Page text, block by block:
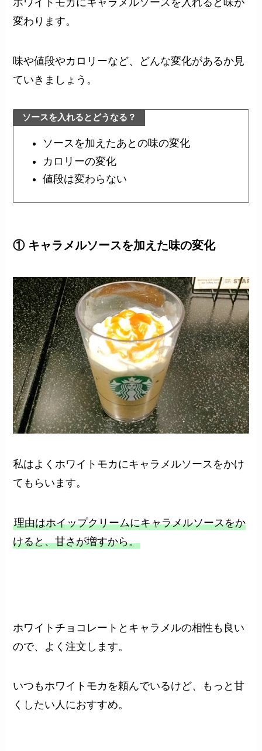
変わります。
味や値段やカロリーなど、どんな変化があるか見
ていきましょう。
ソースを入れるとどうなる？
ソースを加えたあとの味の変化
カロリーの変化
値段は変わらない
① キャラメルソースを加えた味の変化
私はよくホワイトモカにキャラメルソースをかけ
てもらいます。
理由はホイップクリームにキャラメルソースをか
けると、甘さが増すから。
ホワイトチョコレートとキャラメルの相性も良い
ので、よく注文します。
いつもホワイトモカを頼んでいるけど、もっと甘
くしたい人におすすめ。